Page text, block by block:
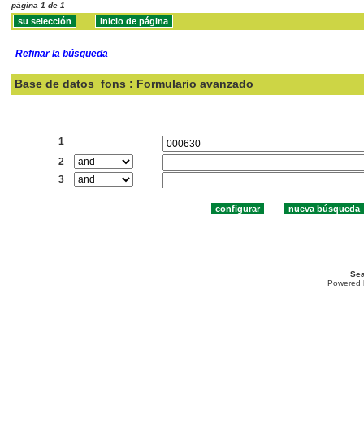
página 1 de 1
Refinar la búsqueda
Base de datos fons : Formulario avanzado
1
2
3